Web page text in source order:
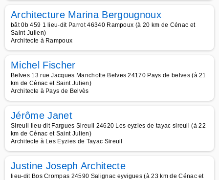
Architecture Marina Bergougnoux
bât 0b 459 1 lieu-dit Parrot 46340 Rampoux (à 20 km de Cénac et
Saint Julien)
Architecte à Rampoux
Michel Fischer
Belves 13 rue Jacques Manchotte Belves 24170 Pays de belves (à 21
km de Cénac et Saint Julien)
Architecte à Pays de Belvès
Jérôme Janet
Sireuil lieu-dit Fargues Sireuil 24620 Les eyzies de tayac sireuil (à 22
km de Cénac et Saint Julien)
Architecte à Les Eyzies de Tayac Sireuil
Justine Joseph Architecte
lieu-dit Bos Crompas 24590 Salignac eyvigues (à 23 km de Cénac et